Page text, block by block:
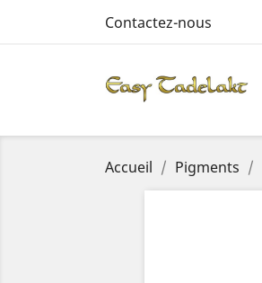
Contactez-nous
Accueil Pigments